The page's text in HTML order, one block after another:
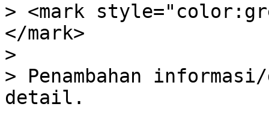
> <mark
</mark>
>
> Penambahan
detail.